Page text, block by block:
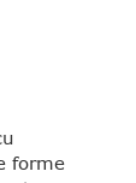
forme